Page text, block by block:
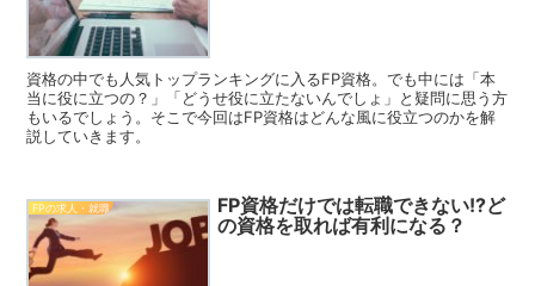
資格の中でも人気トップランキングに入るFP資格。でも中には「本
当に役に立つの？」「どうせ役に立たないんでしょ」と疑問に思う方
もいるでしょう。そこで今回はFP資格はどんな風に役立つのかを解
説していきます。
FPの求人・就職
FP資格だけでは転職できない!?ど
の資格を取れば有利になる？